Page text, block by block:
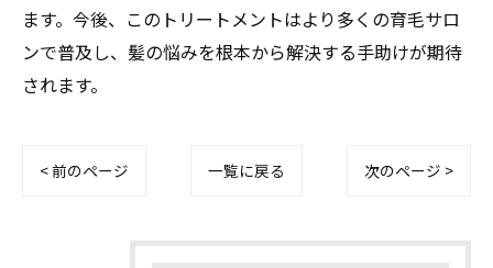
ます。今後、このトリートメントはより多くの育毛サロ
ンで普及し、髪の悩みを根本から解決する手助けが期待
されます。
< 前のページ 一覧に戻る 次のページ >